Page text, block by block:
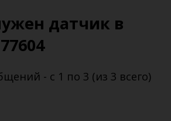
датчик в
- с 1 по 3 (из 3 всего)